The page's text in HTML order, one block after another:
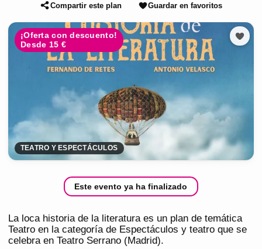
Compartir este plan Guardar en favoritos
¡Oferta con descuento!
Desde 15 €
TEATRO Y ESPECTÁCULOS
Este evento ya ha finalizado
La loca historia de la literatura es un plan de temática
Teatro en la categoría de Espectáculos y teatro que se
celebra en Teatro Serrano (Madrid).